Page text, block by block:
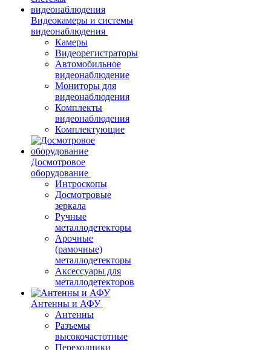
Видеокамеры и системы
видеонаблюдения
Камеры
Видеорегистраторы
Автомобильное
видеонаблюдение
Мониторы для
видеонаблюдения
Комплекты
видеонаблюдения
Комплектующие
Досмотровое
оборудование
Интроскопы
Досмотровые
зеркала
Ручные
металлодетекторы
Арочные
(рамочные)
металлодетекторы
Аксессуары для
металлодетекторов
Антенны и АФУ
Антенны
Разъемы
высокочастотные
Переходники